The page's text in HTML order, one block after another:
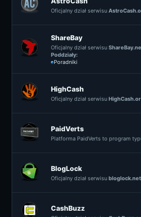
Oficjalny dział serwisu
ShareBay
Oficjalny dział serwisu
Poddziały:
Poradniki
HighCash
Oficjalny dział serwisu
PaidVerts
Platforma PaidVerts to program
BlogLock
Oficjalny dział serwisu bloglock.net
CashBuzz